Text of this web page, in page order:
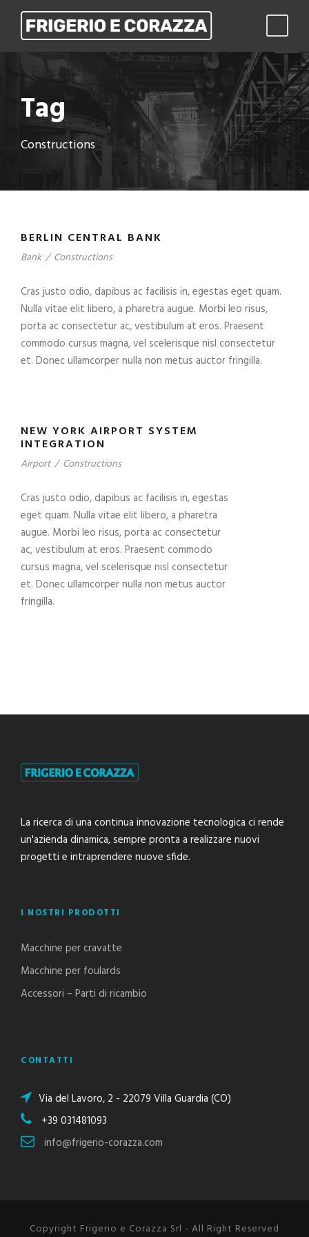
Tag
Constructions
BERLIN CENTRAL BANK
Bank / Constructions
Cras justo odio, dapibus ac facilisis in, egestas eget quam.
Nulla vitae elit libero, a pharetra augue. Morbi leo risus,
porta ac consectetur ac, vestibulum at eros. Praesent
commodo cursus magna, vel scelerisque nisl consectetur
et. Donec ullamcorper nulla non metus auctor fringilla.
NEW YORK AIRPORT SYSTEM
INTEGRATION
Airport / Constructions
Cras justo odio, dapibus ac facilisis in, egestas
eget quam. Nulla vitae elit libero, a pharetra
augue. Morbi leo risus, porta ac consectetur
ac, vestibulum at eros. Praesent commodo
cursus magna, vel scelerisque nisl consectetur
et. Donec ullamcorper nulla non metus auctor
fringilla.
La ricerca di una continua innovazione tecnologica ci rende
un'azienda dinamica, sempre pronta a realizzare nuovi
progetti e intraprendere nuove sfide.
I NOSTRI PRODOTTI
Macchine per cravatte
Macchine per foulards
Accessori – Parti di ricambio
CONTATTI
Via del Lavoro, 2 - 22079 Villa Guardia (CO)
+39 031481093
info@frigerio-corazza.com
Copyright Frigerio e Corazza Srl - All Right Reserved